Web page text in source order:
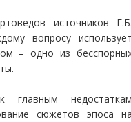
источников
вопросу
– одно из
сюжетов эпоса